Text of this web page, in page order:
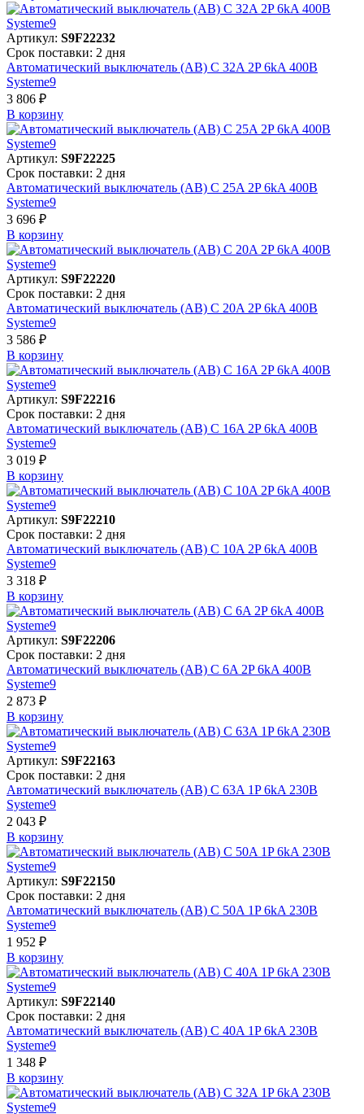
Артикул: S9F22232
Срок поставки: 2 дня
Автоматический выключатель (АВ) C 32A 2P 6kA 400В
Systeme9
3 806 ₽
В корзинy
Артикул: S9F22225
Срок поставки: 2 дня
Автоматический выключатель (АВ) C 25A 2P 6kA 400В
Systeme9
3 696 ₽
В корзинy
Артикул: S9F22220
Срок поставки: 2 дня
Автоматический выключатель (АВ) C 20A 2P 6kA 400В
Systeme9
3 586 ₽
В корзинy
Артикул: S9F22216
Срок поставки: 2 дня
Автоматический выключатель (АВ) C 16A 2P 6kA 400В
Systeme9
3 019 ₽
В корзинy
Артикул: S9F22210
Срок поставки: 2 дня
Автоматический выключатель (АВ) C 10A 2P 6kA 400В
Systeme9
3 318 ₽
В корзинy
Артикул: S9F22206
Срок поставки: 2 дня
Автоматический выключатель (АВ) C 6A 2P 6kA 400В
Systeme9
2 873 ₽
В корзинy
Артикул: S9F22163
Срок поставки: 2 дня
Автоматический выключатель (АВ) C 63A 1P 6kA 230В
Systeme9
2 043 ₽
В корзинy
Артикул: S9F22150
Срок поставки: 2 дня
Автоматический выключатель (АВ) C 50A 1P 6kA 230В
Systeme9
1 952 ₽
В корзинy
Артикул: S9F22140
Срок поставки: 2 дня
Автоматический выключатель (АВ) C 40A 1P 6kA 230В
Systeme9
1 348 ₽
В корзинy